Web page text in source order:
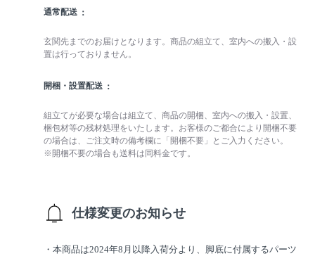
通常配送
玄関先までのお届けとなります。商品の組立て、室内への搬入・設
置は行っておりません。
開梱・設置配送
組立てが必要な場合は組立て、商品の開梱、室内への搬入・設置、
梱包材等の残材処理をいたします。お客様のご都合により開梱不要
の場合は、ご注文時の備考欄に「開梱不要」とご入力ください。
※開梱不要の場合も送料は同料金です。
仕様変更のお知らせ
・本商品は2024年8月以降入荷分より、脚底に付属するパーツ